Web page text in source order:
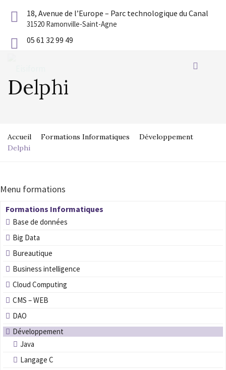
18, Avenue de l’Europe – Parc technologique du Canal
31520 Ramonville-Saint-Agne
05 61 32 99 49
Delphi
Accueil Formations Informatiques
Développement
Delphi
Menu formations
Formations Informatiques
Base de données
Big Data
Bureautique
Business intelligence
Cloud Computing
CMS – WEB
DAO
Développement
Java
Langage C